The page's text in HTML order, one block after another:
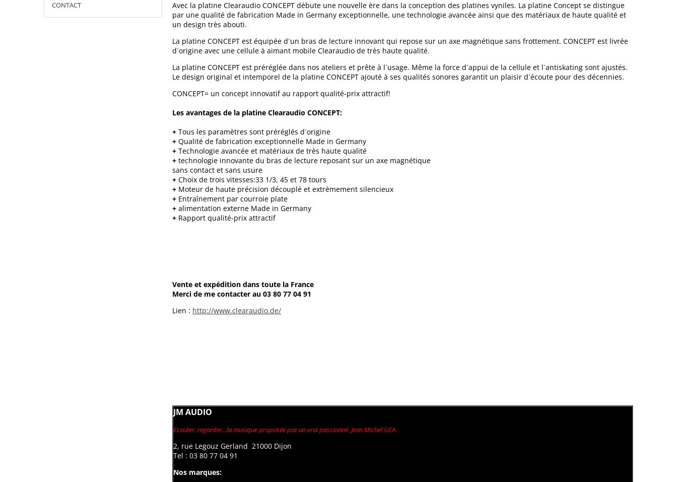
CONTACT
Avec la platine Clearaudio CONCEPT débute une nouvelle ère dans la conception des platines vyniles. La platine Concept se distingue
par une qualité de fabrication Made in Germany exceptionnelle, une technologie avancée ainsi que des matériaux de haute qualité et
un design très abouti.
La platine CONCEPT est équipée d´un bras de lecture innovant qui repose sur un axe magnétique sans frottement. CONCEPT est livrée
d´origine avec une cellule à aimant mobile Clearaudio de très haute qualité.
La platine CONCEPT est préréglée dans nos ateliers et prête à l´usage. Même la force d´appui de la cellule et l´antiskating sont ajustés.
Le design original et intemporel de la platine CONCEPT ajouté à ses qualités sonores garantit un plaisir d´écoute pour des décennies.
CONCEPT= un concept innovatif au rapport qualité-prix attractif!
Les avantages de la platine Clearaudio CONCEPT:
+ Tous les paramètres sont préréglés d´origine
+ Qualité de fabrication exceptionnelle Made in Germany
+ Technologie avancée et matériaux de très haute qualité
+ technologie innovante du bras de lecture reposant sur un axe magnétique
sans contact et sans usure
+ Choix de trois vitesses:33 1/3, 45 et 78 tours
+ Moteur de haute précision découplé et extrèmement silencieux
+ Entraînement par courroie plate
+ alimentation externe Made in Germany
+ Rapport qualité-prix attractif
Vente et expédition dans toute la France
Merci de me contacter au 03 80 77 04 91
Lien : http://www.clearaudio.de/
JM AUDIO
Ecouter, regarder...la musique proposée par un vrai passionné. Jean Michel GEA
2, rue Legouz Gerland 21000 Dijon
Tel : 03 80 77 04 91
Nos marques: